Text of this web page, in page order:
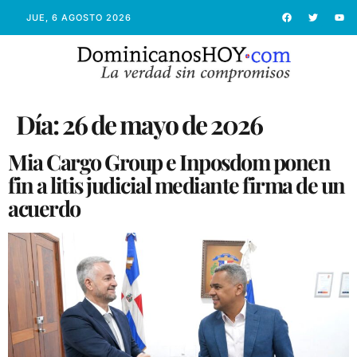
JUE, 6 AGOSTO 2026
Día:26 de mayo de 2026
Mia Cargo Group e Inposdom ponen
fin a litis judicial mediante firma de un
acuerdo